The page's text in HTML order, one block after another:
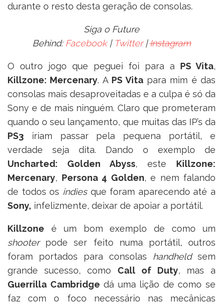
durante o resto desta geração de consolas.
Siga o Future
Behind: Facebook| Twitter|Instagram
O outro jogo que peguei foi para a PS Vita,
Killzone: Mercenary. A PS Vitapara mim é das
consolas mais desaproveitadas e a culpa é só da
Sony e de mais ninguém. Claro que prometeram
quando o seu lançamento, que muitas das IP’s da
PS3 iriam passar pela pequena portátil, e
verdade seja dita. Dando o exemplo de
Uncharted: Golden Abyss, este Killzone:
Mercenary, Persona 4 Golden, e nem falando
de todos os indiesque foram aparecendo até a
Sony, infelizmente, deixar de apoiar a portátil.
Killzone é um bom exemplo de como um
shooterpode ser feito numa portátil, outros
foram portados para consolas handheldsem
grande sucesso, como Call of Duty, mas a
Guerrilla Cambridge dá uma lição de como se
faz com o foco necessário nas mecânicas